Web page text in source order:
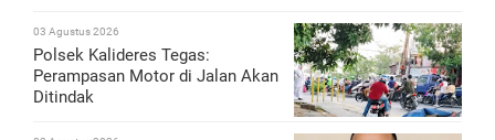
03 Agustus 2026
Polsek Kalideres Tegas:
Perampasan Motor di Jalan Akan
Ditindak